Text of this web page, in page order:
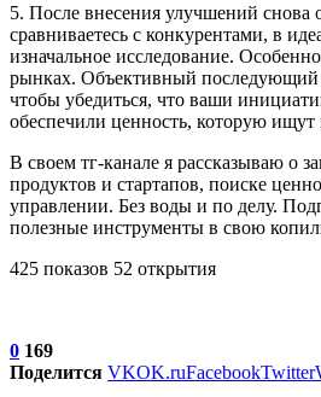
5. После внесения улучшений снова
сравниваетесь с конкурентами, в
изначальное исследование.
рынках. Объективный последующий
чтобы убедиться, что ваши
обеспечили ценность, которую ищут
В своем тг-канале я рассказываю о
продуктов и стартапов, поиске
управлении. Без воды и по делу.
полезные инструменты в свою
425 показов 52 открытия
0 169
Поделится VKOK.ruFacebookTwitter